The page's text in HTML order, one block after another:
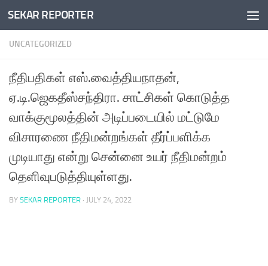
Skip to content
SEKAR REPORTER
UNCATEGORIZED
நீதிபதிகள் எஸ்.வைத்தியநாதன்,
ஏ.டி.ஜெகதீஸ்சந்திரா. சாட்சிகள் கொடுத்த
வாக்குமூலத்தின் அடிப்படையில் மட்டுமே
விசாரணை நீதிமன்றங்கள் தீர்ப்பளிக்க
முடியாது என்று சென்னை உயர் நீதிமன்றம்
தெளிவுபடுத்தியுள்ளது.
BY SEKAR REPORTER · JULY 24, 2022